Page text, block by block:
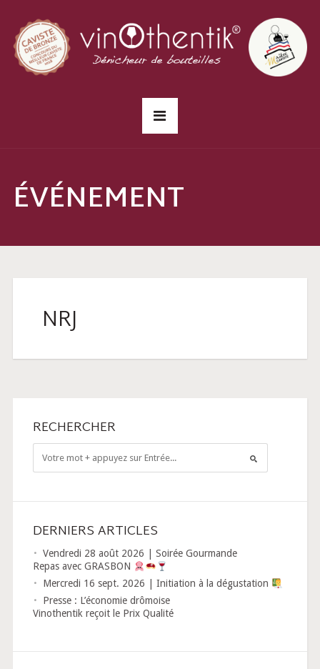
ÉVÉNEMENT
NRJ
RECHERCHER
DERNIERS ARTICLES
Vendredi 28 août 2026 | Soirée Gourmande
Repas avec GRASBON
Mercredi 16 sept. 2026 | Initiation à la dégustation
Presse : L’économie drômoise
Vinothentik reçoit le Prix Qualité